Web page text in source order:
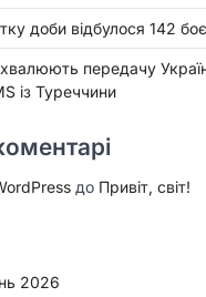
доби відбулося 142
передачу
із Туреччини
до Привіт, світ!
2026